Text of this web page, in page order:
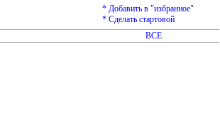
* Добавить в "избранное"
* Сделать стартовой
ВСЕ